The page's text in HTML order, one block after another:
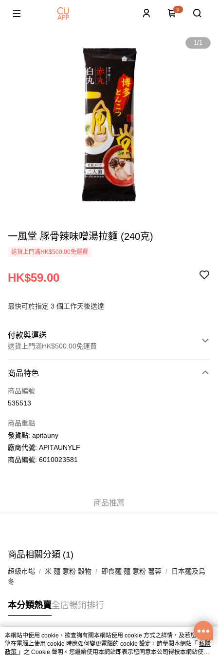
0
1/1
一風堂 豚骨辣味噌湯拉麵 (240克)
送貨上門滿HK$500.00免運費
HK$59.00
最快可於指定 3 個工作天後送達
付款與運送
送貨上門滿HK$500.00免運費
信用卡
AlipayHK
WeChat Pay
送貨方式
每筆HK$50.00，滿HK$200.00或以上免運費
UNY 門市自取
每筆HK$50.00，滿HK$200.00或以上免運費
商品特色
商品編號
535513
商品重點
發貨點: apitauny
廠商代號: APITAUNYLF
商品編號: 6010023581
商品推薦
商品相關分類 (1)
超級市場 米 麵 意粉 穀物 即食麵 麵 意粉 薯蓉
日本麵及烏
冬
本分類熱賣全店暢銷排行
熱門標籤
本網站中使用 cookie，欲查詢有關本網站使用 cookie 方式之詳情，及若您不希
望在電腦上使用 cookie 時應如何變更電腦的 cookie 設定，請參閱本網站「 私隱
政策 」之 Cookie 聲明。您繼續使用本網站即表示您同意本公司得按本網站使用